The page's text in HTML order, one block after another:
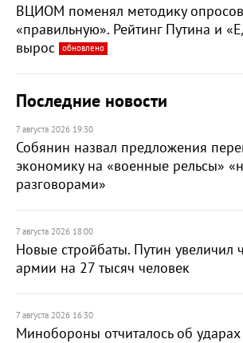
ВЦИОМ поменял методику
«правильную». Рейтинг Путина и
вырос
обновлено
Последние новости
7 августа 2026 19:30
Собянин назвал предложения
экономику на «военные рельсы»
разговорами»
7 августа 2026 18:00
Новые стройбаты. Путин увеличил
армии на 27 тысяч человек
7 августа 2026 16:30
Минобороны отчиталось об